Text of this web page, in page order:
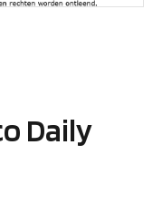
Daily